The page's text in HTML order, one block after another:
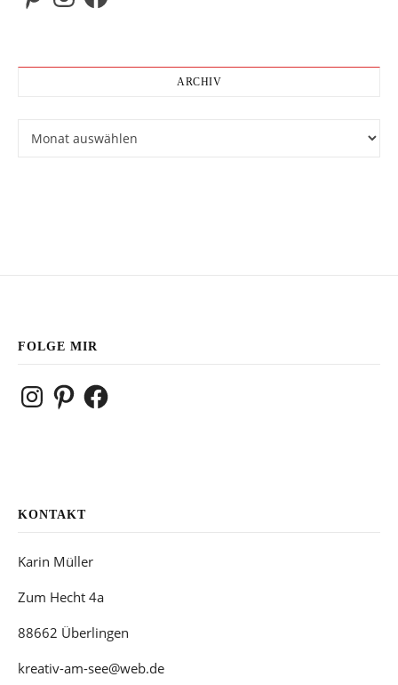
ARCHIV
FOLGE MIR
InstagramPinterestFacebook
KONTAKT
Karin Müller
Zum Hecht 4a
88662 Überlingen
kreativ-am-see@web.de